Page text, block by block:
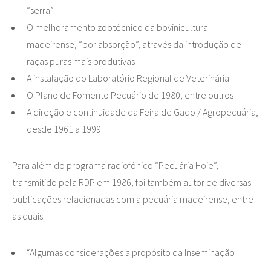
“serra”
O melhoramento zootécnico da bovinicultura
madeirense, “por absorção”, através da introdução de
raças puras mais produtivas
A instalação do Laboratório Regional de Veterinária
O Plano de Fomento Pecuário de 1980, entre outros
A direção e continuidade da Feira de Gado / Agropecuária,
desde 1961 a 1999
Para além do programa radiofónico “Pecuária Hoje”,
transmitido pela RDP em 1986, foi também autor de diversas
publicações relacionadas com a pecuária madeirense, entre
as quais:
“Algumas considerações a propósito da Inseminação